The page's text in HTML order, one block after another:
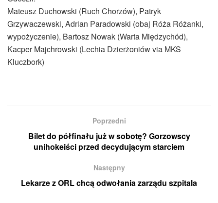
Mateusz Duchowski (Ruch Chorzów), Patryk
Grzywaczewski, Adrian Paradowski (obaj Róża Różanki,
wypożyczenie), Bartosz Nowak (Warta Międzychód),
Kacper Majchrowski (Lechia Dzierżoniów via MKS
Kluczbork)
Poprzedni
Bilet do półfinału już w sobotę? Gorzowscy
unihokeiści przed decydującym starciem
Następny
Lekarze z ORL chcą odwołania zarządu szpitala